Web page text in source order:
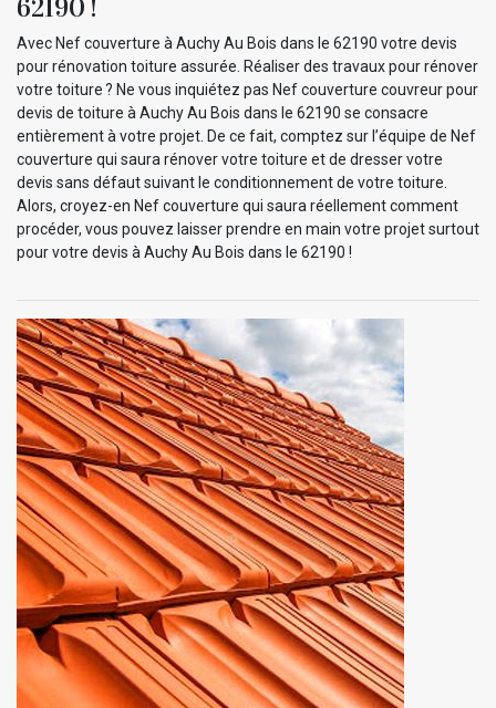
62190 !
Avec Nef couverture à Auchy Au Bois dans le 62190 votre devis
pour rénovation toiture assurée. Réaliser des travaux pour rénover
votre toiture ? Ne vous inquiétez pas Nef couverture couvreur pour
devis de toiture à Auchy Au Bois dans le 62190 se consacre
entièrement à votre projet. De ce fait, comptez sur l’équipe de Nef
couverture qui saura rénover votre toiture et de dresser votre
devis sans défaut suivant le conditionnement de votre toiture.
Alors, croyez-en Nef couverture qui saura réellement comment
procéder, vous pouvez laisser prendre en main votre projet surtout
pour votre devis à Auchy Au Bois dans le 62190 !